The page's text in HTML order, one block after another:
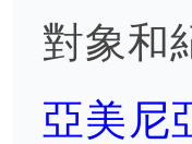
對象和
亞美尼